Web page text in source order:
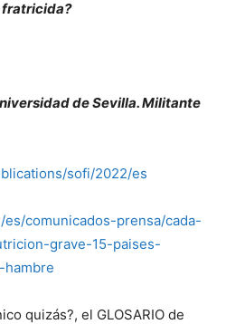
fratricida?
de Sevilla. Militante
sofi/2022/es
comunicados-prensa/cada-
grave-15-paises-
quizás?, el GLOSARIO de